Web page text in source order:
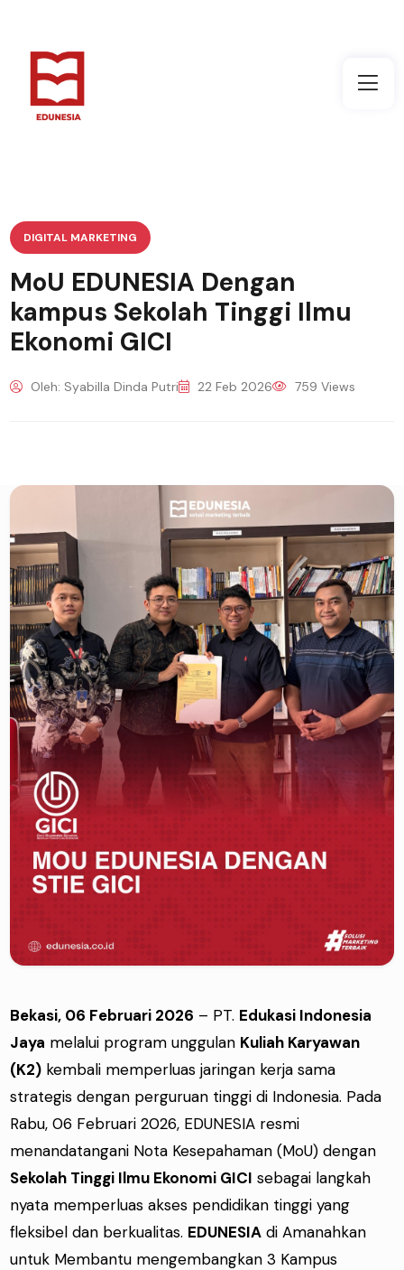
DIGITAL MARKETING
MoU EDUNESIA Dengan
kampus Sekolah Tinggi Ilmu
Ekonomi GICI
Oleh: Syabilla Dinda Putri 22 Feb 2026 759 Views
Bekasi, 06 Februari 2026 – PT. Edukasi Indonesia
Jaya melalui program unggulan Kuliah Karyawan
(K2) kembali memperluas jaringan kerja sama
strategis dengan perguruan tinggi di Indonesia. Pada
Rabu, 06 Februari 2026, EDUNESIA resmi
menandatangani Nota Kesepahaman (MoU) dengan
Sekolah Tinggi Ilmu Ekonomi GICI sebagai langkah
nyata memperluas akses pendidikan tinggi yang
fleksibel dan berkualitas. EDUNESIA di Amanahkan
untuk Membantu mengembangkan 3 Kampus